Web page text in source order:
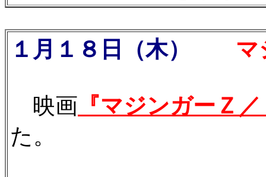
１月１８日（木） マジ
映画 『マジンガーＺ
た。